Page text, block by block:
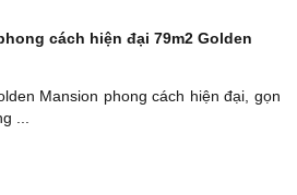
cách hiện đại 79m2 Golden
Mansion phong cách hiện đại, gọn
...